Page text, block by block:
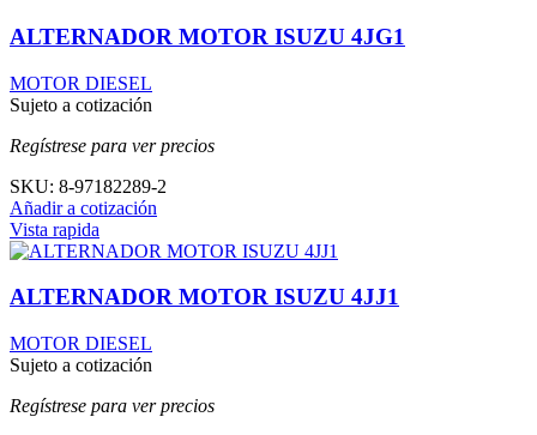
ALTERNADOR MOTOR ISUZU 4JG1
MOTOR DIESEL
Sujeto a cotización
Regístrese para ver precios
SKU: 8-97182289-2
Añadir a cotización
Vista rapida
ALTERNADOR MOTOR ISUZU 4JJ1
MOTOR DIESEL
Sujeto a cotización
Regístrese para ver precios